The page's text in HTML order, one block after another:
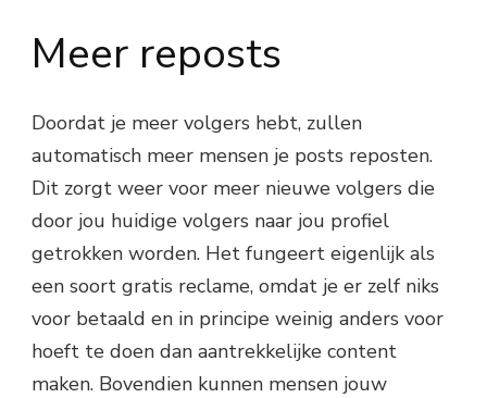
Meer reposts
Doordat je meer volgers hebt, zullen
automatisch meer mensen je posts reposten.
Dit zorgt weer voor meer nieuwe volgers die
door jou huidige volgers naar jou profiel
getrokken worden. Het fungeert eigenlijk als
een soort gratis reclame, omdat je er zelf niks
voor betaald en in principe weinig anders voor
hoeft te doen dan aantrekkelijke content
maken. Bovendien kunnen mensen jouw